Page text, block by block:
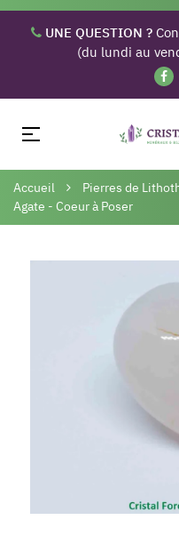
UNE QUESTION ?
(du lundi au
Basculer
navigation
☰
Accueil Pierres de
Agate - Coeur à Poser